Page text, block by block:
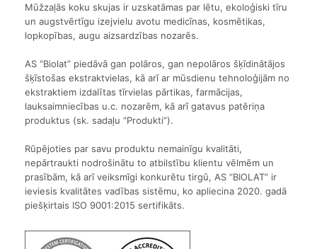
Mūžzaļās koku skujas ir uzskatāmas par lētu, ekoloģiski tīru
un augstvērtīgu izejvielu avotu medicīnas, kosmētikas,
lopkopības, augu aizsardzības nozarēs.
AS “Biolat” piedāvā gan polāros, gan nepolāros šķīdinātājos
šķīstošas ekstraktvielas, kā arī ar mūsdienu tehnoloģijām no
ekstraktiem izdalītas tīrvielas pārtikas, farmācijas,
lauksaimniecības u.c. nozarēm, kā arī gatavus patēriņa
produktus (sk. sadaļu “Produkti”).
Rūpējoties par savu produktu nemainīgu kvalitāti,
nepārtraukti nodrošinātu to atbilstību klientu vēlmēm un
prasībām, kā arī veiksmīgi konkurētu tirgū, AS “BIOLAT” ir
ieviesis kvalitātes vadības sistēmu, ko apliecina 2020. gadā
piešķirtais ISO 9001:2015 sertifikāts.